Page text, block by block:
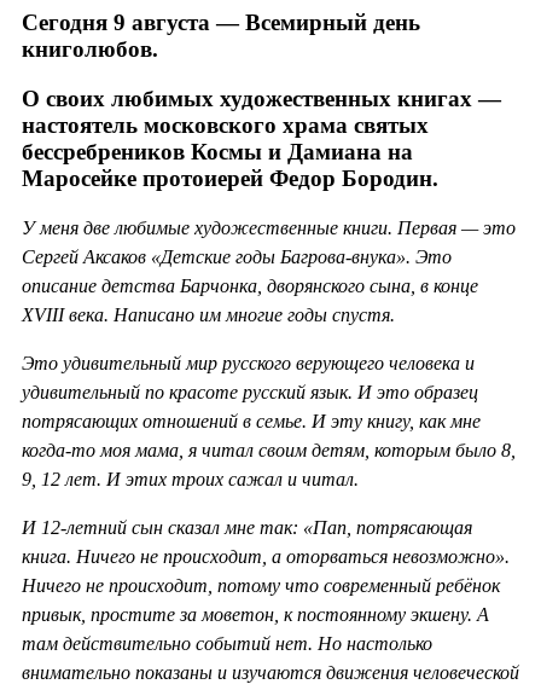
Сегодня 9 августа — Всемирный день
книголюбов.
О своих любимых художественных книгах —
настоятель московского храма святых
бессребреников Космы и Дамиана на
Маросейке протоиерей Федор Бородин.
У меня две любимые художественные книги. Первая — это
Сергей Аксаков «Детские годы Багрова-внука». Это
описание детства Барчонка, дворянского сына, в конце
XVIII века. Написано им многие годы спустя.
Это удивительный мир русского верующего человека и
удивительный по красоте русский язык. И это образец
потрясающих отношений в семье. И эту книгу, как мне
когда-то моя мама, я читал своим детям, которым было 8,
9, 12 лет. И этих троих сажал и читал.
И 12-летний сын сказал мне так: «Пап, потрясающая
книга. Ничего не происходит, а оторваться невозможно».
Ничего не происходит, потому что современный ребёнок
привык, простите за моветон, к постоянному экшену. А
там действительно событий нет. Но настолько
внимательно показаны и изучаются движения человеческой